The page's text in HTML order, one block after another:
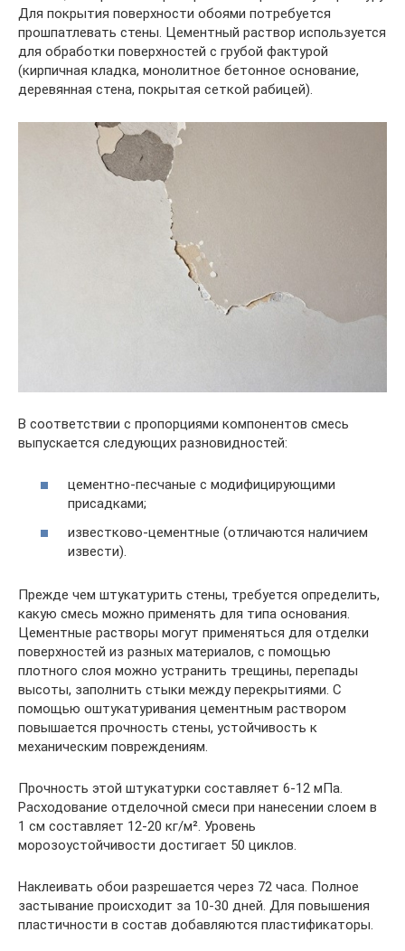
Для покрытия поверхности обоями потребуется
прошпатлевать стены. Цементный раствор используется
для обработки поверхностей с грубой фактурой
(кирпичная кладка, монолитное бетонное основание,
деревянная стена, покрытая сеткой рабицей).
В соответствии с пропорциями компонентов смесь
выпускается следующих разновидностей:
цементно-песчаные с модифицирующими
присадками;
известково-цементные (отличаются наличием
извести).
Прежде чем штукатурить стены, требуется определить,
какую смесь можно применять для типа основания.
Цементные растворы могут применяться для отделки
поверхностей из разных материалов, с помощью
плотного слоя можно устранить трещины, перепады
высоты, заполнить стыки между перекрытиями. С
помощью оштукатуривания цементным раствором
повышается прочность стены, устойчивость к
механическим повреждениям.
Прочность этой штукатурки составляет 6-12 мПа.
Расходование отделочной смеси при нанесении слоем в
1 см составляет 12-20 кг/м². Уровень
морозоустойчивости достигает 50 циклов.
Наклеивать обои разрешается через 72 часа. Полное
застывание происходит за 10-30 дней. Для повышения
пластичности в состав добавляются пластификаторы.